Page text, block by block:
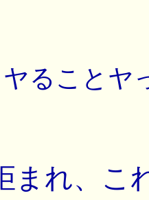
ることヤ
れ、こ